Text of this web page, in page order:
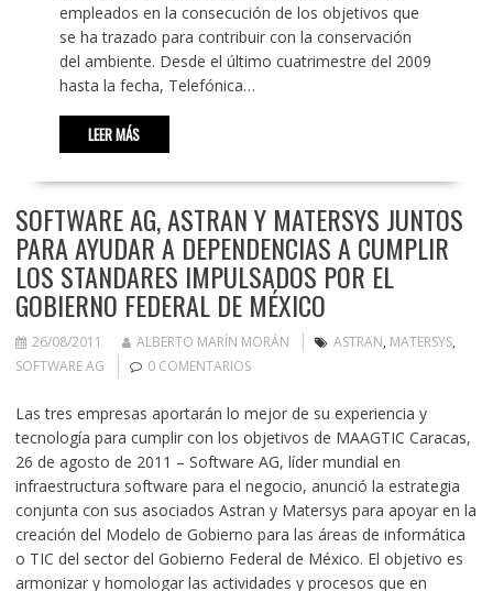
empleados en la consecución de los objetivos que
se ha trazado para contribuir con la conservación
del ambiente. Desde el último cuatrimestre del 2009
hasta la fecha, Telefónica…
LEER MÁS
SOFTWARE AG, ASTRAN Y MATERSYS JUNTOS
PARA AYUDAR A DEPENDENCIAS A CUMPLIR
LOS STANDARES IMPULSADOS POR EL
GOBIERNO FEDERAL DE MÉXICO
26/08/2011 ALBERTO MARÍN MORÁN ASTRAN, MATERSYS,
SOFTWARE AG
0 COMENTARIOS
Las tres empresas aportarán lo mejor de su experiencia y
tecnología para cumplir con los objetivos de MAAGTIC Caracas,
26 de agosto de 2011 – Software AG, líder mundial en
infraestructura software para el negocio, anunció la estrategia
conjunta con sus asociados Astran y Matersys para apoyar en la
creación del Modelo de Gobierno para las áreas de informática
o TIC del sector del Gobierno Federal de México. El objetivo es
armonizar y homologar las actividades y procesos que en